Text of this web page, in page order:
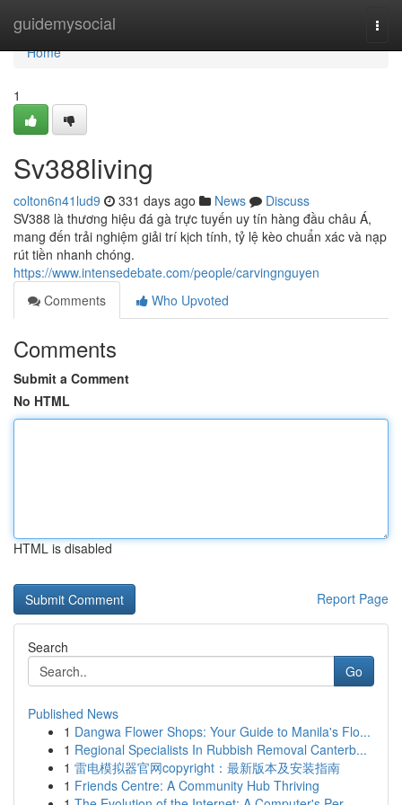
guidemysocial
Home
Home
1
Sv388living
colton6n41lud9 331 days ago News
Discuss
SV388 là thương hiệu đá gà trực tuyến uy tín hàng đầu châu Á,
mang đến trải nghiệm giải trí kịch tính, tỷ lệ kèo chuẩn xác và nạp
rút tiền nhanh chóng.
https://www.intensedebate.com/people/carvingnguyen
Comments
Who Upvoted
Comments
Submit a Comment
No HTML
HTML is disabled
Report Page
Search
Go
Published News
1 Dangwa Flower Shops: Your Guide to Manila's Flo...
1 Regional Specialists In Rubbish Removal Canterb...
1 雷电模拟器官网copyright：最新版本及安装指南
1 Friends Centre: A Community Hub Thriving